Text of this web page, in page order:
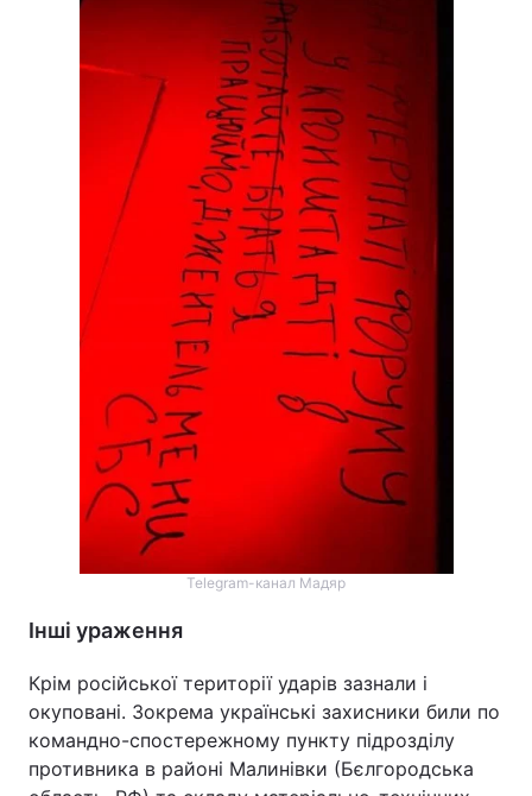
Telegram-канал Мадяр
Інші ураження
Крім російської території ударів зазнали і
окуповані. Зокрема українські захисники били по
командно-спостережному пункту підрозділу
противника в районі Малинівки (Бєлгородська